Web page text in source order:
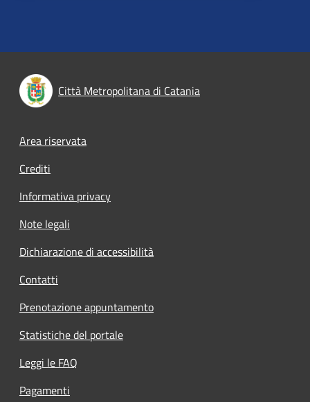
Città Metropolitana di Catania
Footer menu
Area riservata
Crediti
Informativa privacy
Note legali
Dichiarazione di accessibilità
Contatti
Prenotazione appuntamento
Statistiche del portale
Leggi le FAQ
Pagamenti